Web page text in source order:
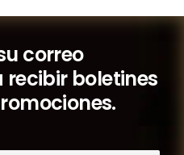
correo
boletines